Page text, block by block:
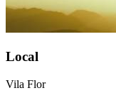
Local
Vila Flor